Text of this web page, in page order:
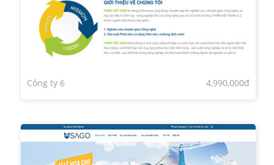
Công ty 6 4,990,000đ